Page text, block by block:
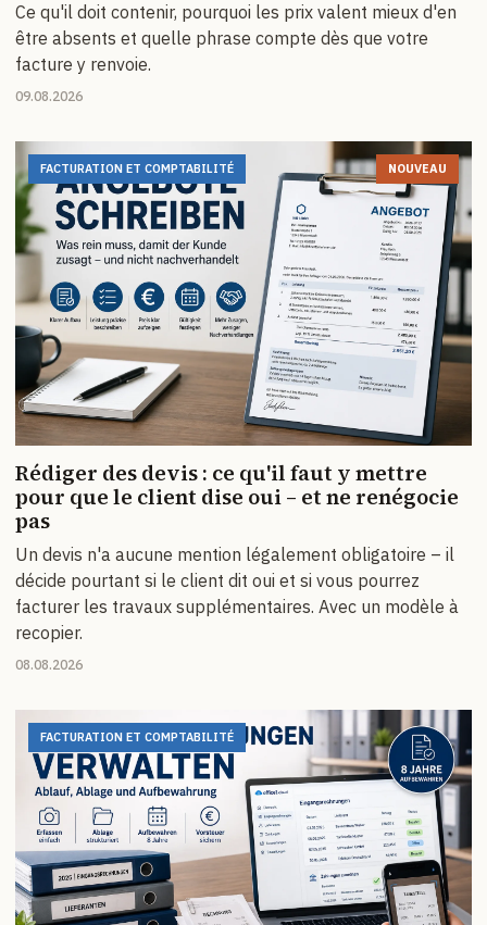
Ce qu'il doit contenir, pourquoi les prix valent mieux d'en
être absents et quelle phrase compte dès que votre
facture y renvoie.
09.08.2026
FACTURATION ET COMPTABILITÉ NOUVEAU
Rédiger des devis : ce qu'il faut y mettre
pour que le client dise oui – et ne renégocie
pas
Un devis n'a aucune mention légalement obligatoire – il
décide pourtant si le client dit oui et si vous pourrez
facturer les travaux supplémentaires. Avec un modèle à
recopier.
08.08.2026
FACTURATION ET COMPTABILITÉ